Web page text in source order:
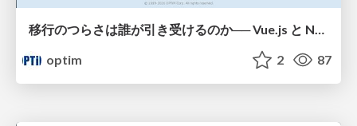
移行のつらさは誰が引き受けるのか── Vue.js と Next.js を比べて見えたこと
optim
2 87